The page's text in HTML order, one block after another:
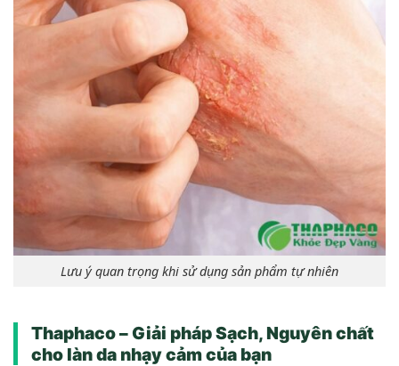
Lưu ý quan trọng khi sử dụng sản phẩm tự nhiên
Thaphaco – Giải pháp Sạch, Nguyên chất
cho làn da nhạy cảm của bạn